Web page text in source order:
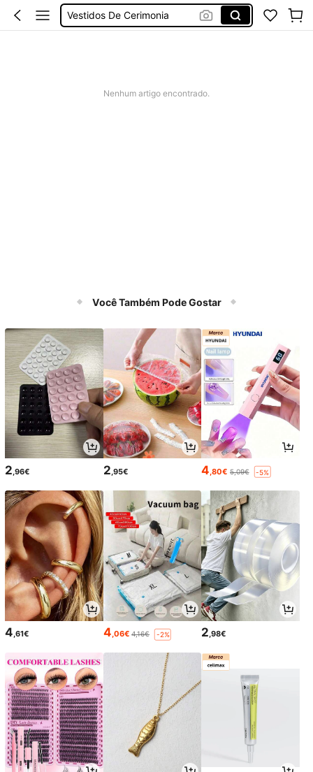
Vestidos De Cerimonia
Nenhum artigo encontrado.
Você Também Pode Gostar
2 ,96€ 2 ,95€ 4 ,80€ 5,09€ -5%
4,61€ 4,06€ 4,16€ -2% 2,98€